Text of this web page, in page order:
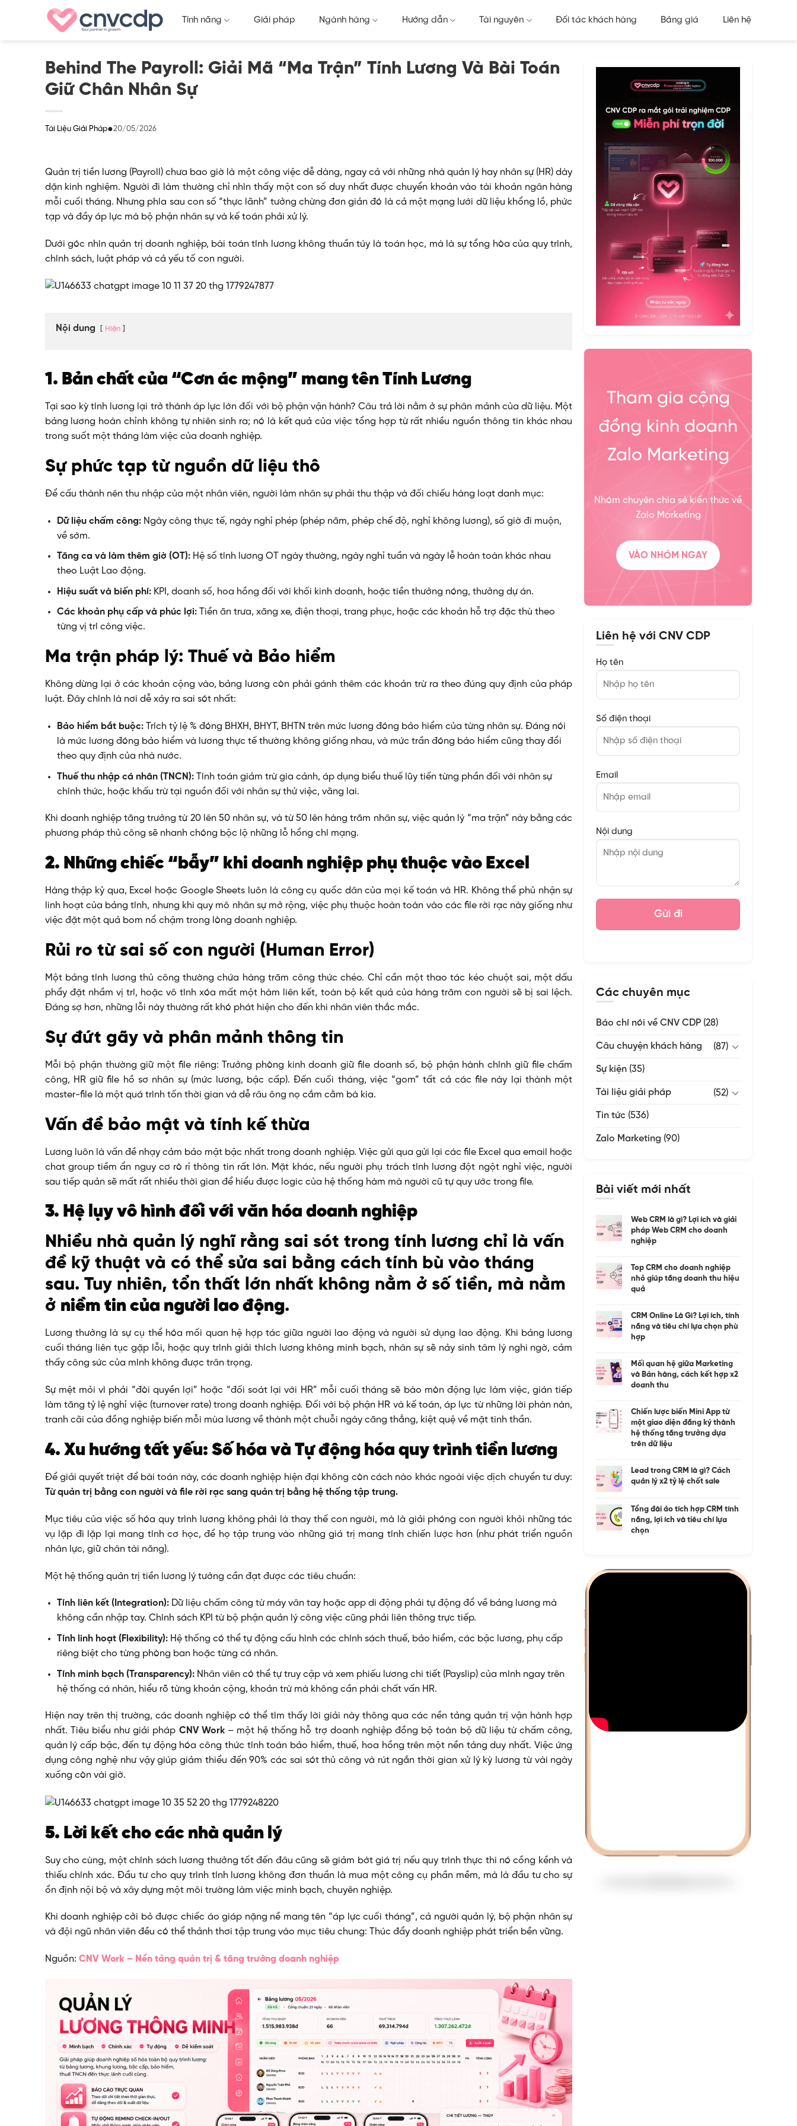
Tính năng Giải pháp Ngành hàng Hướng dẫn Tài nguyên Đối tác khách hàng Bảng giá Liên hệ
Behind The Payroll: Giải Mã “Ma Trận” Tính Lương Và Bài Toán
Giữ Chân Nhân Sự
Tài Liệu Giải Pháp●20/05/2026
Quản trị tiền lương (Payroll) chưa bao giờ là một công việc dễ dàng, ngay cả với những nhà quản lý hay nhân sự (HR) dày
dặn kinh nghiệm. Người đi làm thường chỉ nhìn thấy một con số duy nhất được chuyển khoản vào tài khoản ngân hàng
mỗi cuối tháng. Nhưng phía sau con số “thực lãnh” tưởng chừng đơn giản đó là cả một mạng lưới dữ liệu khổng lồ, phức
tạp và đầy áp lực mà bộ phận nhân sự và kế toán phải xử lý.
Dưới góc nhìn quản trị doanh nghiệp, bài toán tính lương không thuần túy là toán học, mà là sự tổng hòa của quy trình,
chính sách, luật pháp và cả yếu tố con người.
Nội dung Hiện
1. Bản chất của “Cơn ác mộng” mang tên Tính Lương
Tại sao kỳ tính lương lại trở thành áp lực lớn đối với bộ phận vận hành? Câu trả lời nằm ở sự phân mảnh của dữ liệu. Một
bảng lương hoàn chỉnh không tự nhiên sinh ra; nó là kết quả của việc tổng hợp từ rất nhiều nguồn thông tin khác nhau
trong suốt một tháng làm việc của doanh nghiệp.
Sự phức tạp từ nguồn dữ liệu thô
Để cấu thành nên thu nhập của một nhân viên, người làm nhân sự phải thu thập và đối chiếu hàng loạt danh mục:
Dữ liệu chấm công: Ngày công thực tế, ngày nghỉ phép (phép năm, phép chế độ, nghỉ không lương), số giờ đi muộn,
về sớm.
Tăng ca và làm thêm giờ (OT): Hệ số tính lương OT ngày thường, ngày nghỉ tuần và ngày lễ hoàn toàn khác nhau
theo Luật Lao động.
Hiệu suất và biến phí: KPI, doanh số, hoa hồng đối với khối kinh doanh, hoặc tiền thưởng nóng, thưởng dự án.
Các khoản phụ cấp và phúc lợi: Tiền ăn trưa, xăng xe, điện thoại, trang phục, hoặc các khoản hỗ trợ đặc thù theo
từng vị trí công việc.
Ma trận pháp lý: Thuế và Bảo hiểm
Không dừng lại ở các khoản cộng vào, bảng lương còn phải gánh thêm các khoản trừ ra theo đúng quy định của pháp
luật. Đây chính là nơi dễ xảy ra sai sót nhất:
Bảo hiểm bắt buộc: Trích tỷ lệ % đóng BHXH, BHYT, BHTN trên mức lương đóng bảo hiểm của từng nhân sự. Đáng nói
là mức lương đóng bảo hiểm và lương thực tế thường không giống nhau, và mức trần đóng bảo hiểm cũng thay đổi
theo quy định của nhà nước.
Thuế thu nhập cá nhân (TNCN): Tính toán giảm trừ gia cảnh, áp dụng biểu thuế lũy tiến từng phần đối với nhân sự
chính thức, hoặc khấu trừ tại nguồn đối với nhân sự thử việc, vãng lai.
Khi doanh nghiệp tăng trưởng từ 20 lên 50 nhân sự, và từ 50 lên hàng trăm nhân sự, việc quản lý “ma trận” này bằng các
phương pháp thủ công sẽ nhanh chóng bộc lộ những lỗ hổng chí mạng.
2. Những chiếc “bẫy” khi doanh nghiệp phụ thuộc vào Excel
Hàng thập kỷ qua, Excel hoặc Google Sheets luôn là công cụ quốc dân của mọi kế toán và HR. Không thể phủ nhận sự
linh hoạt của bảng tính, nhưng khi quy mô nhân sự mở rộng, việc phụ thuộc hoàn toàn vào các file rời rạc này giống như
việc đặt một quả bom nổ chậm trong lòng doanh nghiệp.
Rủi ro từ sai số con người (Human Error)
Một bảng tính lương thủ công thường chứa hàng trăm công thức chéo. Chỉ cần một thao tác kéo chuột sai, một dấu
phẩy đặt nhầm vị trí, hoặc vô tình xóa mất một hàm liên kết, toàn bộ kết quả của hàng trăm con người sẽ bị sai lệch.
Đáng sợ hơn, những lỗi này thường rất khó phát hiện cho đến khi nhân viên thắc mắc.
Sự đứt gãy và phân mảnh thông tin
Mỗi bộ phận thường giữ một file riêng: Trưởng phòng kinh doanh giữ file doanh số, bộ phận hành chính giữ file chấm
công, HR giữ file hồ sơ nhân sự (mức lương, bậc cấp). Đến cuối tháng, việc “gom” tất cả các file này lại thành một
master-file là một quá trình tốn thời gian và dễ râu ông nọ cắm cằm bà kia.
Vấn đề bảo mật và tính kế thừa
Lương luôn là vấn đề nhạy cảm bảo mật bậc nhất trong doanh nghiệp. Việc gửi qua gửi lại các file Excel qua email hoặc
chat group tiềm ẩn nguy cơ rò rỉ thông tin rất lớn. Mặt khác, nếu người phụ trách tính lương đột ngột nghỉ việc, người
sau tiếp quản sẽ mất rất nhiều thời gian để hiểu được logic của hệ thống hàm mà người cũ tự quy ước trong file.
3. Hệ lụy vô hình đối với văn hóa doanh nghiệp
Nhiều nhà quản lý nghĩ rằng sai sót trong tính lương chỉ là vấn
đề kỹ thuật và có thể sửa sai bằng cách tính bù vào tháng
sau. Tuy nhiên, tổn thất lớn nhất không nằm ở số tiền, mà nằm
ở niềm tin của người lao động.
Lương thưởng là sự cụ thể hóa mối quan hệ hợp tác giữa người lao động và người sử dụng lao động. Khi bảng lương
cuối tháng liên tục gặp lỗi, hoặc quy trình giải thích lương không minh bạch, nhân sự sẽ nảy sinh tâm lý nghi ngờ, cảm
thấy công sức của mình không được trân trọng.
Sự mệt mỏi vì phải “đòi quyền lợi” hoặc “đối soát lại với HR” mỗi cuối tháng sẽ bào mòn động lực làm việc, gián tiếp
làm tăng tỷ lệ nghỉ việc (turnover rate) trong doanh nghiệp. Đối với bộ phận HR và kế toán, áp lực từ những lời phàn nàn,
tranh cãi của đồng nghiệp biến mỗi mùa lương về thành một chuỗi ngày căng thẳng, kiệt quệ về mặt tinh thần.
4. Xu hướng tất yếu: Số hóa và Tự động hóa quy trình tiền lương
Để giải quyết triệt để bài toán này, các doanh nghiệp hiện đại không còn cách nào khác ngoài việc dịch chuyển tư duy:
Từ quản trị bằng con người và file rời rạc sang quản trị bằng hệ thống tập trung.
Mục tiêu của việc số hóa quy trình lương không phải là thay thế con người, mà là giải phóng con người khỏi những tác
vụ lặp đi lặp lại mang tính cơ học, để họ tập trung vào những giá trị mang tính chiến lược hơn (như phát triển nguồn
nhân lực, giữ chân tài năng).
Một hệ thống quản trị tiền lương lý tưởng cần đạt được các tiêu chuẩn:
Tính liên kết (Integration): Dữ liệu chấm công từ máy vân tay hoặc app di động phải tự động đổ về bảng lương mà
không cần nhập tay. Chính sách KPI từ bộ phận quản lý công việc cũng phải liên thông trực tiếp.
Tính linh hoạt (Flexibility): Hệ thống có thể tự động cấu hình các chính sách thuế, bảo hiểm, các bậc lương, phụ cấp
riêng biệt cho từng phòng ban hoặc từng cá nhân.
Tính minh bạch (Transparency): Nhân viên có thể tự truy cập và xem phiếu lương chi tiết (Payslip) của mình ngay trên
hệ thống cá nhân, hiểu rõ từng khoản cộng, khoản trừ mà không cần phải chất vấn HR.
Hiện nay trên thị trường, các doanh nghiệp có thể tìm thấy lời giải này thông qua các nền tảng quản trị vận hành hợp
nhất. Tiêu biểu như giải pháp CNV Work– một hệ thống hỗ trợ doanh nghiệp đồng bộ toàn bộ dữ liệu từ chấm công,
quản lý cấp bậc, đến tự động hóa công thức tính toán bảo hiểm, thuế, hoa hồng trên một nền tảng duy nhất. Việc ứng
dụng công nghệ như vậy giúp giảm thiểu đến 90% các sai sót thủ công và rút ngắn thời gian xử lý kỳ lương từ vài ngày
xuống còn vài giờ.
5. Lời kết cho các nhà quản lý
Suy cho cùng, một chính sách lương thưởng tốt đến đâu cũng sẽ giảm bớt giá trị nếu quy trình thực thi nó cồng kềnh và
thiếu chính xác. Đầu tư cho quy trình tính lương không đơn thuần là mua một công cụ phần mềm, mà là đầu tư cho sự
ổn định nội bộ và xây dựng một môi trường làm việc minh bạch, chuyên nghiệp.
Khi doanh nghiệp cởi bỏ được chiếc áo giáp nặng nề mang tên “áp lực cuối tháng”, cả người quản lý, bộ phận nhân sự
và đội ngũ nhân viên đều có thể thảnh thơi tập trung vào mục tiêu chung: Thúc đẩy doanh nghiệp phát triển bền vững.
Nguồn: CNV Work – Nền tảng quản trị & tăng trưởng doanh nghiệp
Tham gia cộng
đồng kinh doanh
Zalo Marketing
Nhóm chuyên chia sẻ kiến thức về
Zalo Marketing
VÀO NHÓM NGAY
Liên hệ với CNV CDP
Họ tên
Số điện thoại
Email
Nội dung
Các chuyên mục
Báo chí nói về CNV CDP(28)
Câu chuyện khách hàng (87)
Sự kiện(35)
Tài liệu giải pháp (52)
Tin tức (536)
Zalo Marketing (90)
Bài viết mới nhất
Web CRM là gì? Lợi ích và giải
pháp Web CRM cho doanh
nghiệp
Top CRM cho doanh nghiệp
nhỏ giúp tăng doanh thu hiệu
quả
CRM Online Là Gì? Lợi ích, tính
năng và tiêu chí lựa chọn phù
hợp
Mối quan hệ giữa Marketing
và Bán hàng, cách kết hợp x2
doanh thu
Chiến lược biến Mini App từ
một giao diện đăng ký thành
hệ thống tăng trưởng dựa
trên dữ liệu
Lead trong CRM là gì? Cách
quản lý x2 tỷ lệ chốt sale
Tổng đài ảo tích hợp CRM tính
năng, lợi ích và tiêu chí lựa
chọn